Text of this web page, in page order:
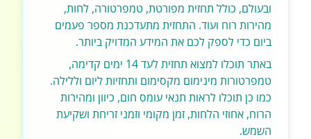
ובעולם, כולל תחזית מפורטת, טמפרטורה, לחות,
מהירות רוח ועוד. התחזית מתעדכנת מספר פעמים
ביום כדי לספק לכם את המידע המדויק ביותר.
באתר תוכלו למצוא תחזית לעד 14 ימים קדימה,
טמפרטורות מינימום מקסימום ותחזיות ליום וללילה.
כמו כן תוכלו לראות תנאי עומס חום, כיוון ומהירות
הרוח, אחוזי הלחות, זמן מקומי וזמני זריחת ושקיעת
השמש.